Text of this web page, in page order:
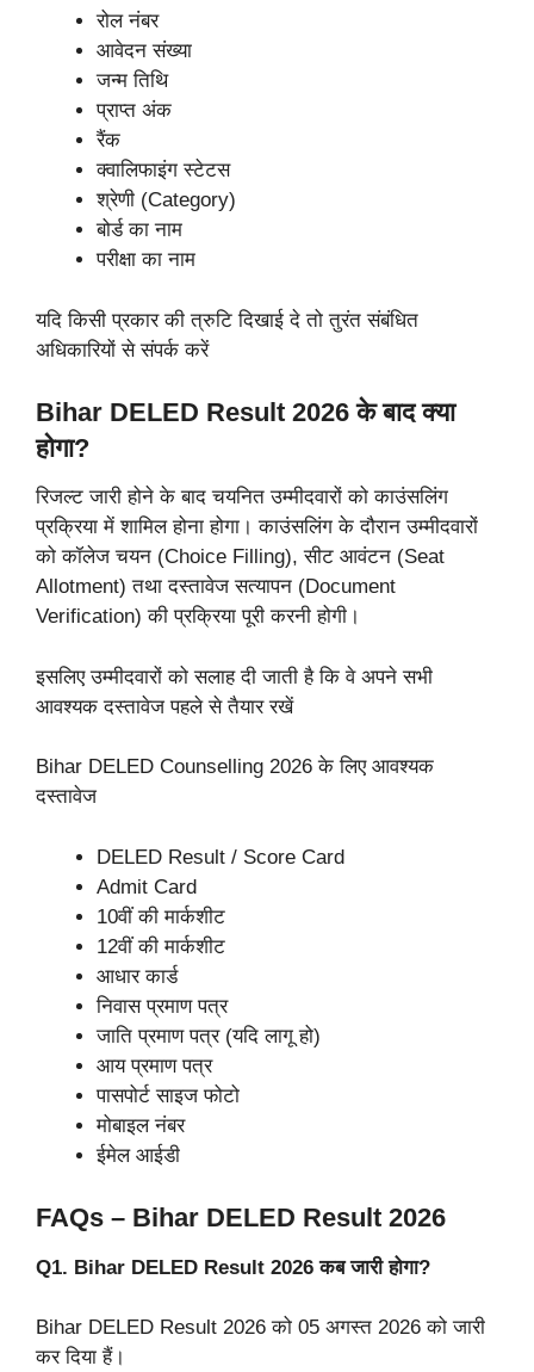
रोल नंबर
आवेदन संख्या
जन्म तिथि
प्राप्त अंक
रैंक
क्वालिफाइंग स्टेटस
श्रेणी (Category)
बोर्ड का नाम
परीक्षा का नाम
यदि किसी प्रकार की त्रुटि दिखाई दे तो तुरंत संबंधित
अधिकारियों से संपर्क करें
Bihar DELED Result 2026 के बाद क्या
होगा?
रिजल्ट जारी होने के बाद चयनित उम्मीदवारों को काउंसलिंग
प्रक्रिया में शामिल होना होगा। काउंसलिंग के दौरान उम्मीदवारों
को कॉलेज चयन (Choice Filling), सीट आवंटन (Seat
Allotment) तथा दस्तावेज सत्यापन (Document
Verification) की प्रक्रिया पूरी करनी होगी।
इसलिए उम्मीदवारों को सलाह दी जाती है कि वे अपने सभी
आवश्यक दस्तावेज पहले से तैयार रखें
Bihar DELED Counselling 2026 के लिए आवश्यक
दस्तावेज
DELED Result / Score Card
Admit Card
10वीं की मार्कशीट
12वीं की मार्कशीट
आधार कार्ड
निवास प्रमाण पत्र
जाति प्रमाण पत्र (यदि लागू हो)
आय प्रमाण पत्र
पासपोर्ट साइज फोटो
मोबाइल नंबर
ईमेल आईडी
FAQs – Bihar DELED Result 2026
Q1. Bihar DELED Result 2026 कब जारी होगा?
Bihar DELED Result 2026 को 05 अगस्त 2026 को जारी
कर दिया हैं।